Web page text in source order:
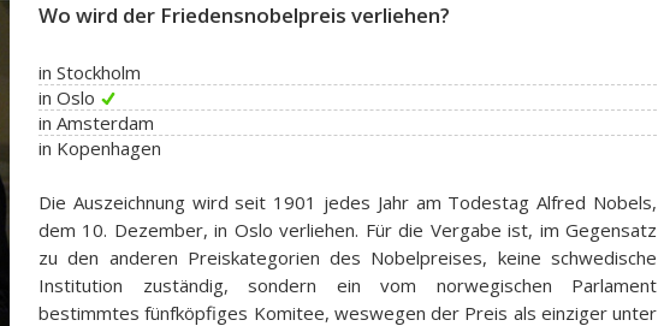
Wo wird der Friedensnobelpreis verliehen?
in Stockholm
in Oslo
in Amsterdam
in Kopenhagen
Die Auszeichnung wird seit 1901 jedes Jahr am Todestag Alfred Nobels,
dem 10. Dezember, in Oslo verliehen. Für die Vergabe ist, im Gegensatz
zu den anderen Preiskategorien des Nobelpreises, keine schwedische
Institution zuständig, sondern ein vom norwegischen Parlament
bestimmtes fünfköpfiges Komitee, weswegen der Preis als einziger unter